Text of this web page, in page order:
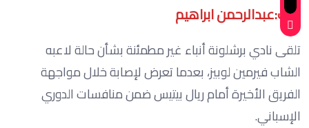
كتب:عبدالرحمن ابراهيم
تلقى نادي برشلونة أنباء غير مطمئنة بشأن حالة لاعبه
الشاب فيرمين لوبيز، بعدما تعرض لإصابة خلال مواجهة
الفريق الأخيرة أمام ريال بيتيس ضمن منافسات الدوري
الإسباني.